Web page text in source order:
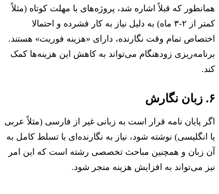
همانطور که قبلاً اشاره شد، پروژه‌های با مهلت کوتاه (مثلاً
کمتر از ۲-۳ ماه) به دلیل نیاز به کار فشرده و احتمالا
اختصاص تمام وقت نگارنده، دارای «هزینه فوریت» هستند.
برنامه‌ریزی زودهنگام می‌تواند به کاهش این هزینه‌ها کمک
کند.
۶. زبان نگارش
اگر پایان نامه قرار است به زبانی غیر از فارسی (مثلاً عربی
یا انگلیسی) نوشته شود، نیاز به نگارنده‌ای با تسلط کامل به
آن زبان و همچنین مباحث تخصصی رشته است که این امر
نیز می‌تواند به افزایش هزینه منجر شود.